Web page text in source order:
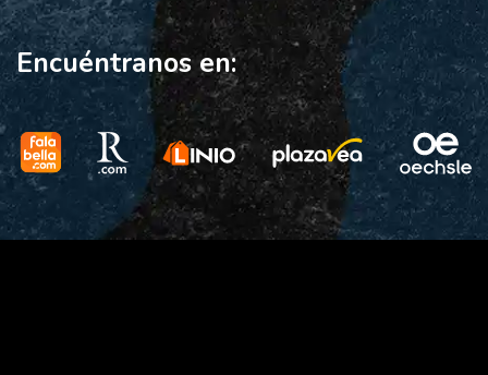
Encuéntranos en: